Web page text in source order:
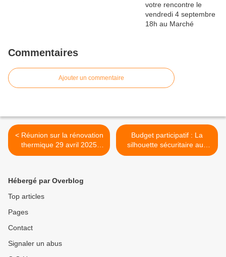
Commentaires
Ajouter un commentaire
< Réunion sur la rénovation
thermique 29 avril 2025
TAPIS ROUGE a Colombes
Budget participatif : La
silhouette sécuritaire aux
abords des écoles de
Hébergé par Overblog
Top articles
Pages
Contact
Signaler un abus